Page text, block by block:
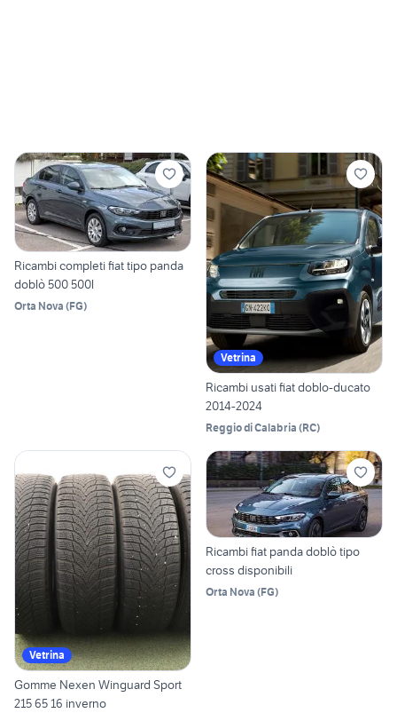
Ricambi completi fiat tipo panda
doblò 500 500l
Orta Nova (FG)
Vetrina
Ricambi usati fiat doblo-ducato
2014-2024
Reggio di Calabria (RC)
Vetrina
Gomme Nexen Winguard Sport
215 65 16 inverno
Ricambi fiat panda doblò tipo
cross disponibili
Orta Nova (FG)